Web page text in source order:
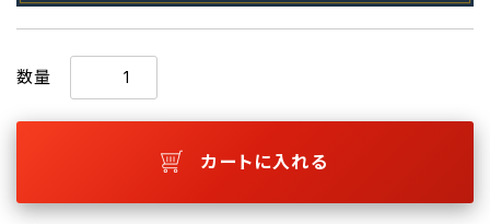
数量
カートに入れる